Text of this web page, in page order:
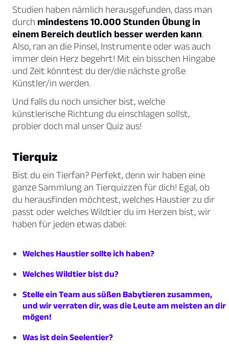
Studien haben nämlich herausgefunden, dass man
durch mindestens 10.000 Stunden Übung in
einem Bereich deutlich besser werden kann.
Also, ran an die Pinsel, Instrumente oder was auch
immer dein Herz begehrt! Mit ein bisschen Hingabe
und Zeit könntest du der/die nächste große
Künstler/in werden.
Und falls du noch unsicher bist, welche
künstlerische Richtung du einschlagen sollst,
probier doch mal unser Quiz aus!
Tierquiz
Bist du ein Tierfan? Perfekt, denn wir haben eine
ganze Sammlung an Tierquizzen für dich! Egal, ob
du herausfinden möchtest, welches Haustier zu dir
passt oder welches Wildtier du im Herzen bist, wir
haben für jeden etwas dabei:
Welches Haustier sollte ich haben?
Welches Wildtier bist du?
Stelle ein Team aus süßen Babytieren zusammen,
und wir verraten dir, was die Leute am meisten an dir
mögen!
Was ist dein Seelentier?